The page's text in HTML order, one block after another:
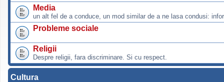
Media
un alt fel de a conduce, un mod similar de a ne lasa condusi:
Probleme sociale
Religii
Despre religii, fara discriminare. Si cu respect.
Cultura